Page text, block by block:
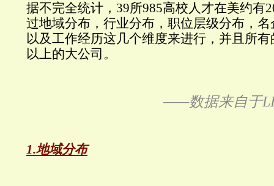
据不完全统计，39所985高校人才在美约有
过地域分布，行业分布，职位层级分布，
以及工作经历这几个维度来进行，并且所
以上的大公司 。
——数据来自于
1.地域分布